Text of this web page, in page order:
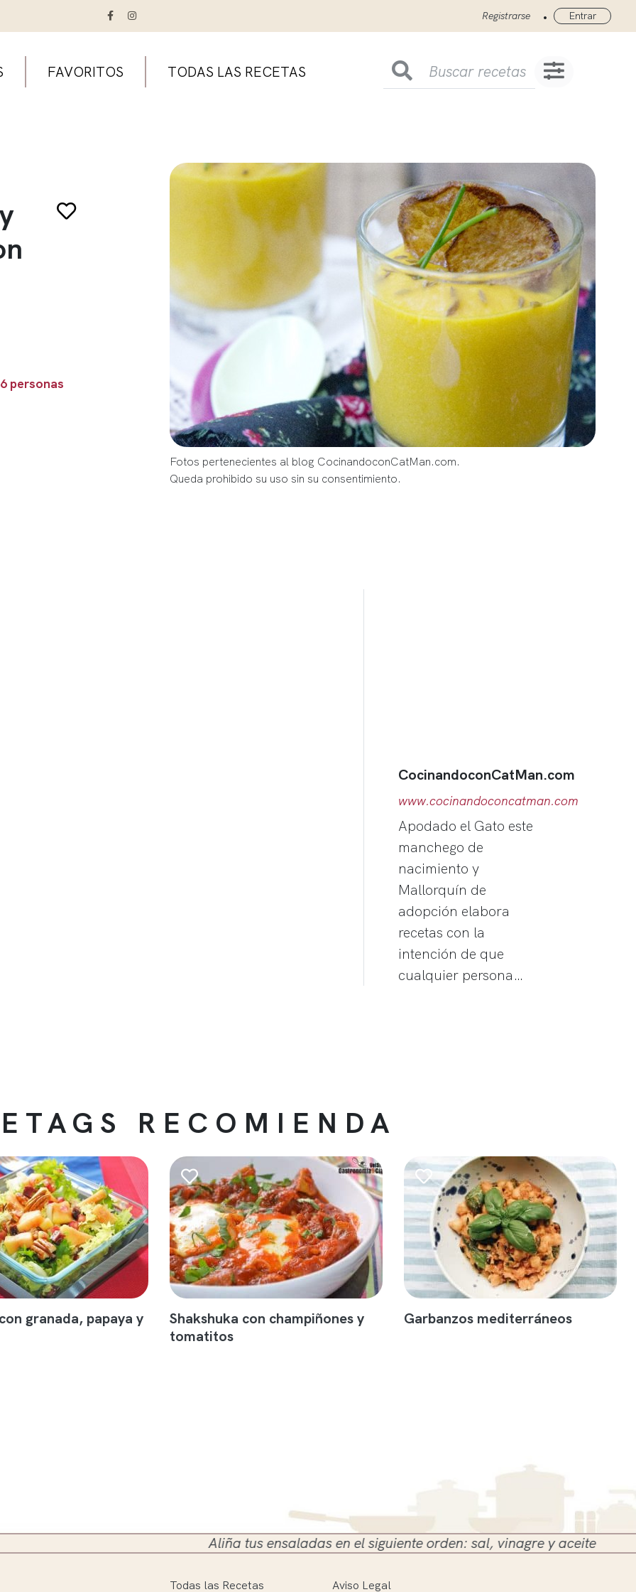
Registrarse • Entrar
FAVORITOS TODAS LAS RECETAS
personas
Fotos pertenecientes al blog CocinandoconCatMan.com.
Queda prohibido su uso sin su consentimiento.
CocinandoconCatMan.com
www.cocinandoconcatman.com
Apodado el Gato este
manchego de
nacimiento y
Mallorquín de
adopción elabora
recetas con la
intención de que
cualquier persona…
RECOMIENDA
granada, papaya y
Shakshuka con champiñones y
tomatitos
Garbanzos mediterráneos
Aliña tus ensaladas en el siguiente orden: sal, vinagre y aceite
Todas las Recetas Aviso Legal